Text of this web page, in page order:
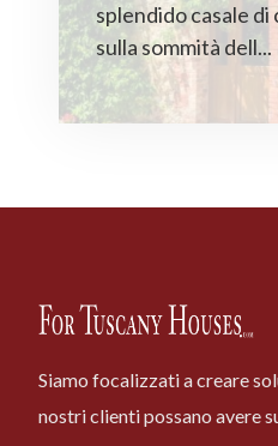
splendido casale
sulla sommità dell...
Siamo focalizzati a creare
nostri clienti possano avere